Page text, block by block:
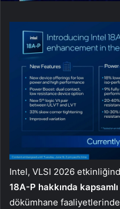
Intel, VLSI 2026
18A-P hakkında
dökümhane